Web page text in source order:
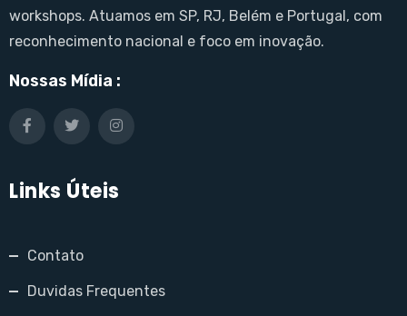
workshops. Atuamos em SP, RJ, Belém e Portugal, com
reconhecimento nacional e foco em inovação.
Nossas Mídia :
Links Úteis
Contato
Duvidas Frequentes